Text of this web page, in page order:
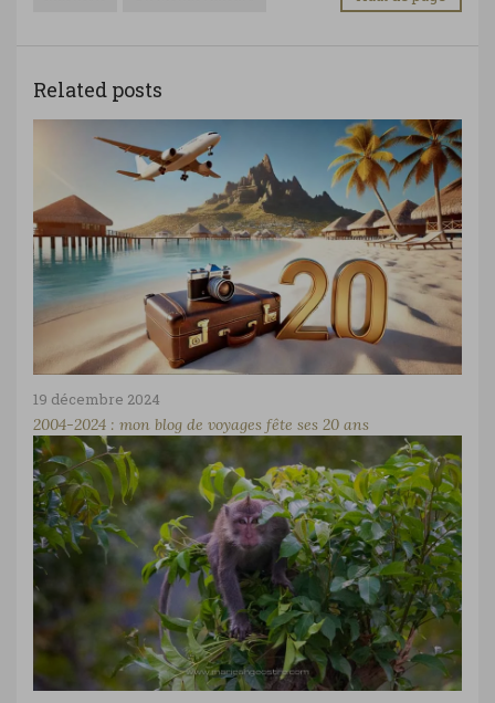
Related posts
19 décembre 2024
2004-2024 : mon blog de voyages fête ses 20 ans